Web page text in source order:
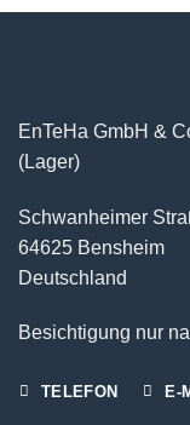
EnTeHa GmbH &
(Lager)
Schwanheimer
64625 Bensheim
Deutschland
Besichtigung nur
TELEFON E-